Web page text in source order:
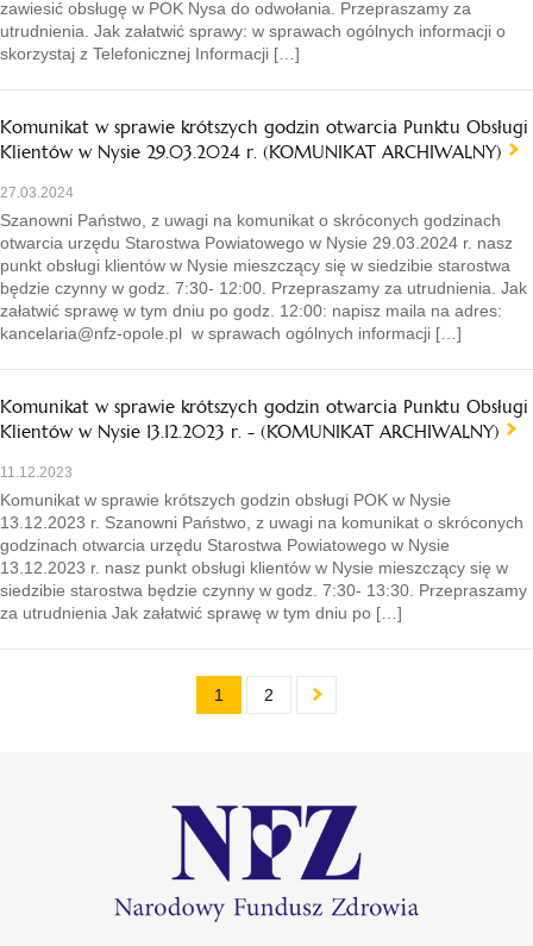
zawiesić obsługę w POK Nysa do odwołania. Przepraszamy za
utrudnienia. Jak załatwić sprawy: w sprawach ogólnych informacji o
skorzystaj z Telefonicznej Informacji […]
Komunikat w sprawie krótszych godzin otwarcia Punktu Obsługi
Klientów w Nysie 29.03.2024 r. (KOMUNIKAT ARCHIWALNY)
27.03.2024
Szanowni Państwo, z uwagi na komunikat o skróconych godzinach
otwarcia urzędu Starostwa Powiatowego w Nysie 29.03.2024 r. nasz
punkt obsługi klientów w Nysie mieszczący się w siedzibie starostwa
będzie czynny w godz. 7:30- 12:00. Przepraszamy za utrudnienia. Jak
załatwić sprawę w tym dniu po godz. 12:00: napisz maila na adres:
kancelaria@nfz-opole.pl w sprawach ogólnych informacji […]
Komunikat w sprawie krótszych godzin otwarcia Punktu Obsługi
Klientów w Nysie 13.12.2023 r. - (KOMUNIKAT ARCHIWALNY)
11.12.2023
Komunikat w sprawie krótszych godzin obsługi POK w Nysie
13.12.2023 r. Szanowni Państwo, z uwagi na komunikat o skróconych
godzinach otwarcia urzędu Starostwa Powiatowego w Nysie
13.12.2023 r. nasz punkt obsługi klientów w Nysie mieszczący się w
siedzibie starostwa będzie czynny w godz. 7:30- 13:30. Przepraszamy
za utrudnienia Jak załatwić sprawę w tym dniu po […]
1 2